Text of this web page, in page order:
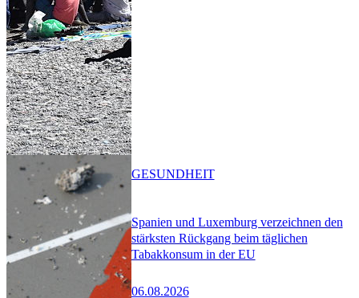
Spanien und Luxemburg verzeichnen den
stärksten Rückgang beim täglichen
Tabakkonsum in der EU
06.08.2026
GESUNDHEIT